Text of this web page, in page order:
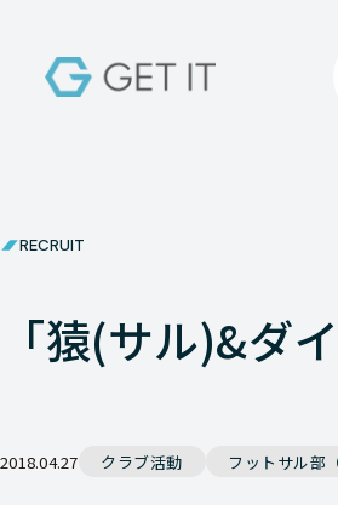
RECRUIT
「猿(サル)&ダ
2018.04.27 クラブ活動 フットサル部